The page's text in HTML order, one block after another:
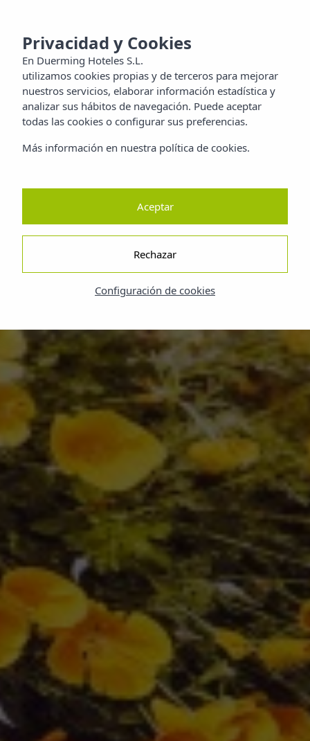
Privacidad y Cookies
En Duerming Hoteles S.L.
utilizamos cookies propias y de terceros para mejorar
nuestros servicios, elaborar información estadística y
analizar sus hábitos de navegación. Puede aceptar
todas las cookies o configurar sus preferencias.
Más información en nuestra política de cookies.
Configuración de cookies
Rechazar
Aceptar